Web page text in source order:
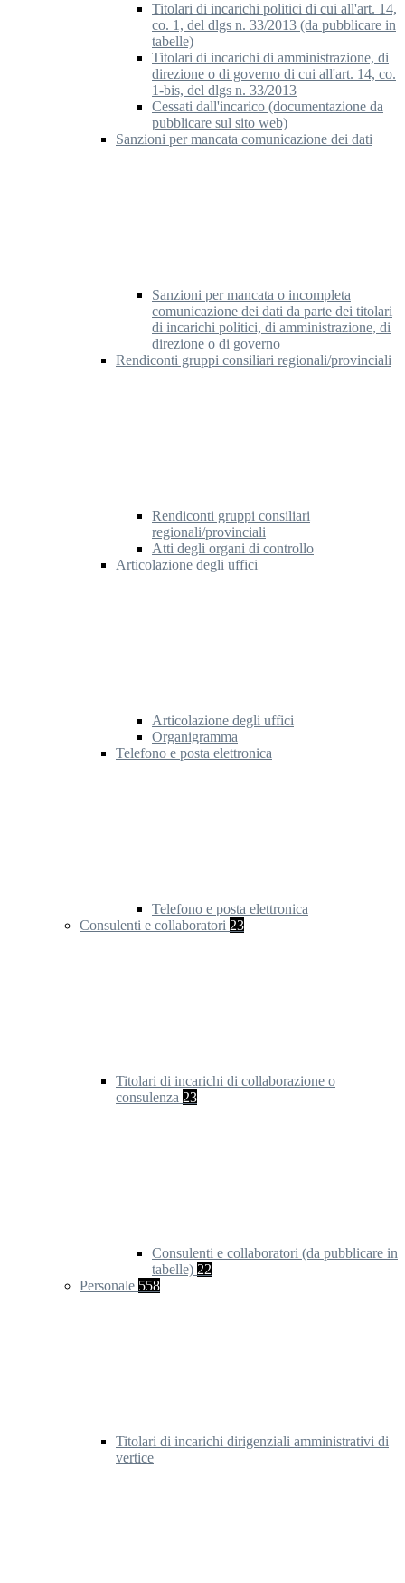
Titolari di incarichi politici di cui all'art. 14,
co. 1, del dlgs n. 33/2013 (da pubblicare in
tabelle)
Titolari di incarichi di amministrazione, di
direzione o di governo di cui all'art. 14, co.
1-bis, del dlgs n. 33/2013
Cessati dall'incarico (documentazione da
pubblicare sul sito web)
Sanzioni per mancata comunicazione dei dati
Sanzioni per mancata o incompleta
comunicazione dei dati da parte dei titolari
di incarichi politici, di amministrazione, di
direzione o di governo
Rendiconti gruppi consiliari regionali/provinciali
Rendiconti gruppi consiliari
regionali/provinciali
Atti degli organi di controllo
Articolazione degli uffici
Articolazione degli uffici
Organigramma
Telefono e posta elettronica
Telefono e posta elettronica
Consulenti e collaboratori 23
Titolari di incarichi di collaborazione o
consulenza 23
Consulenti e collaboratori (da pubblicare in
tabelle) 22
Personale 558
Titolari di incarichi dirigenziali amministrativi di
vertice